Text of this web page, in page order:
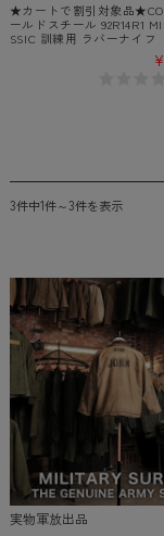
★カートで割引対象品
ールドスチール 92R14R1
SSIC 訓練用 ラバーナイフ
3件中1件～3件を表示
実物軍放出品